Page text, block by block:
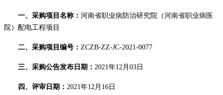
一、采购项目名称： 河南省职业病防治研究院（河南省职业病医
院）配电工程项目
二、 采购项目编号： ZCZB-ZZ-JC-2021-0077
三、 采购公告发布日期： 2021年12月03日
四、 评审日期： 2021年12月16日